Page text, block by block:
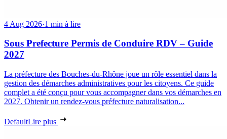
4 Aug 2026·1 min à lire
Sous Prefecture Permis de Conduire RDV – Guide
2027
La préfecture des Bouches-du-Rhône joue un rôle essentiel dans la
gestion des démarches administratives pour les citoyens. Ce guide
complet a été conçu pour vous accompagner dans vos démarches en
2027. Obtenir un rendez-vous préfecture naturalisation...
DefaultLire plus